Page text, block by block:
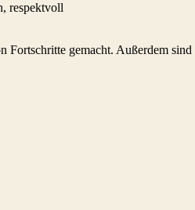
respektvoll
gemacht. Außerdem